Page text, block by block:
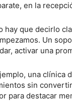
en la
hay que decirlo
Un
activar una
una clínica
sin
para destacar